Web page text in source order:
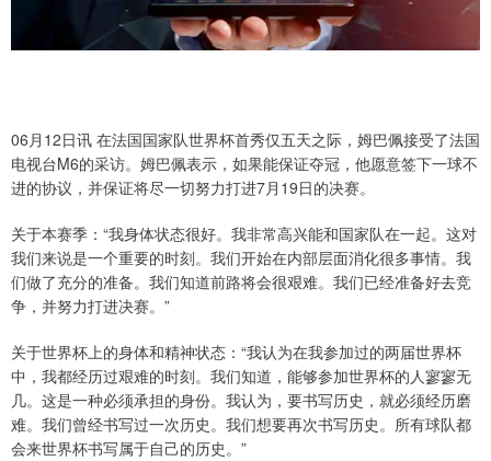
06月12日讯 在法国国家队世界杯首秀仅五天之际，姆巴佩接受了法国
电视台M6的采访。姆巴佩表示，如果能保证夺冠，他愿意签下一球不
进的协议，并保证将尽一切努力打进7月19日的决赛。
关于本赛季：“我身体状态很好。我非常高兴能和国家队在一起。这对
我们来说是一个重要的时刻。我们开始在内部层面消化很多事情。我
们做了充分的准备。我们知道前路将会很艰难。我们已经准备好去竞
争，并努力打进决赛。”
关于世界杯上的身体和精神状态：“我认为在我参加过的两届世界杯
中，我都经历过艰难的时刻。我们知道，能够参加世界杯的人寥寥无
几。这是一种必须承担的身份。我认为，要书写历史，就必须经历磨
难。我们曾经书写过一次历史。我们想要再次书写历史。所有球队都
会来世界杯书写属于自己的历史。”